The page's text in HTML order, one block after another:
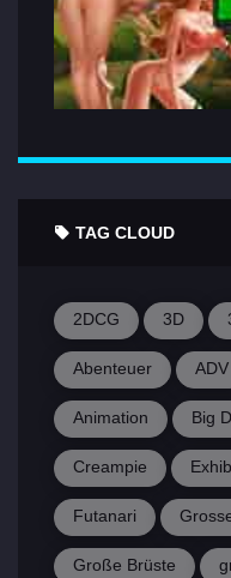
TAG CLOUD
2DCG 3D
Abenteuer ADV
Animation Big
Creampie
Futanari
Große Brüste